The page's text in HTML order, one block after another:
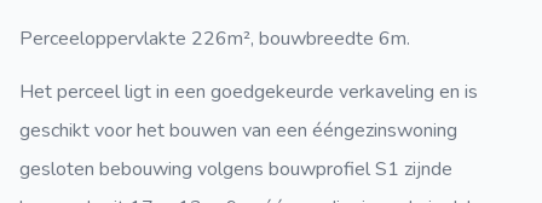
Perceeloppervlakte 226m², bouwbreedte 6m.
Het perceel ligt in een goedgekeurde verkaveling en is
geschikt voor het bouwen van een ééngezinswoning
gesloten bebouwing volgens bouwprofiel S1 zijnde